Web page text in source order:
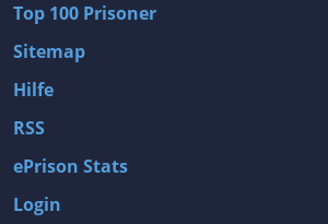
Top 100 Prisoner
Sitemap
Hilfe
RSS
ePrison Stats
Login